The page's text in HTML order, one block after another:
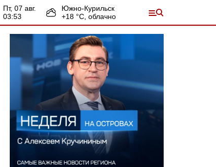
пт, 07 авг.
03:53
Южно-Курильск
+18 °С, облачно